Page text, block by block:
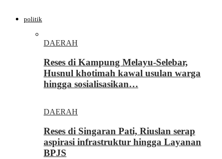
politik
DAERAH
Reses di Kampung Melayu-Selebar,
Husnul khotimah kawal usulan warga
hingga sosialisasikan…
DAERAH
Reses di Singaran Pati, Riuslan serap
aspirasi infrastruktur hingga Layanan
BPJS